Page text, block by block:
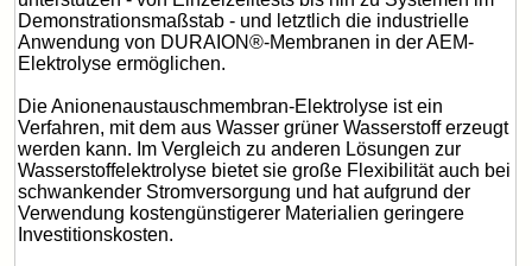
Demonstrationsmaßstab - und letztlich die industrielle
Anwendung von DURAION®-Membranen in der AEM-
Elektrolyse ermöglichen.
Die Anionenaustauschmembran-Elektrolyse ist ein
Verfahren, mit dem aus Wasser grüner Wasserstoff erzeugt
werden kann. Im Vergleich zu anderen Lösungen zur
Wasserstoffelektrolyse bietet sie große Flexibilität auch bei
schwankender Stromversorgung und hat aufgrund der
Verwendung kostengünstigerer Materialien geringere
Investitionskosten.